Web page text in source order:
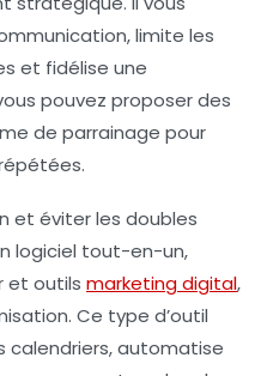
limite les
et fidélise une
pouvez proposer des
de parrainage pour
et éviter les doubles
logiciel tout-en-un,
et outils marketing digital,
Ce type d’outil
calendriers, automatise